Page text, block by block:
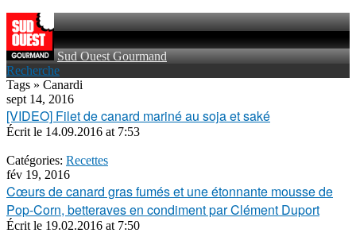
Sud Ouest Gourmand
Recherche
Tags » Canardi
sept 14, 2016
[VIDEO] Filet de canard mariné au soja et saké
Écrit le 14.09.2016 at 7:53
Catégories: Recettes
fév 19, 2016
Cœurs de canard gras fumés et une étonnante mousse de
Pop-Corn, betteraves en condiment par Clément Duport
Écrit le 19.02.2016 at 7:50